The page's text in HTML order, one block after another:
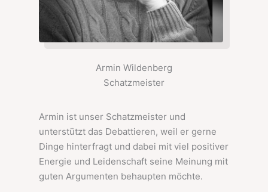
Armin Wildenberg
Schatzmeister
Armin ist unser Schatzmeister und
unterstützt das Debattieren, weil er gerne
Dinge hinterfragt und dabei mit viel positiver
Energie und Leidenschaft seine Meinung mit
guten Argumenten behaupten möchte.